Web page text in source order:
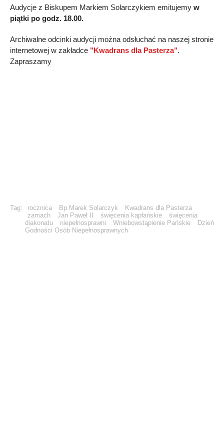
Audycje z Biskupem Markiem Solarczykiem emitujemy w
piątki po godz. 18.00.
Archiwalne odcinki audycji można odsłuchać na naszej stronie
internetowej w zakładce "Kwadrans dla Pasterza".
Zapraszamy
Tag: rocznica Bp Marek Solarczyk
Kwadrans dla Pasterza
zamach
Jan Paweł II święcenia kapłańskie
święcenia
diakonatu
niepełnosprawni Wniebowstąpienie Pańskie
Dzień
Godności Osób Niepełnosprawnych